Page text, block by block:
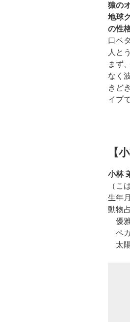
猿の
地球
の性
口ベ
人と
まず
なく
きど
イプ
【
小林
（こ
生年
動物
優
ペ
太